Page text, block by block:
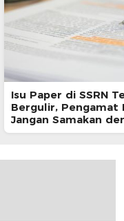
Isu Paper di SSRN
Bergulir, Pengamat
Jangan Samakan
Sikap Resmi